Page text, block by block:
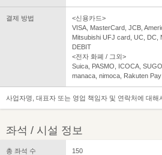
결제 방법
<신용카드>
VISA, MasterCard, JCB,
Mitsubishi UFJ card, UC, DC,
DEBIT
<전자 화폐 / 그외>
Suica, PASMO, ICOCA,
manaca, nimoca, Rakuten Pay
사업자명, 대표자 또는 영업 책임자 및 연락처에 대해
좌석 / 시설 정보
총 좌석 수 150